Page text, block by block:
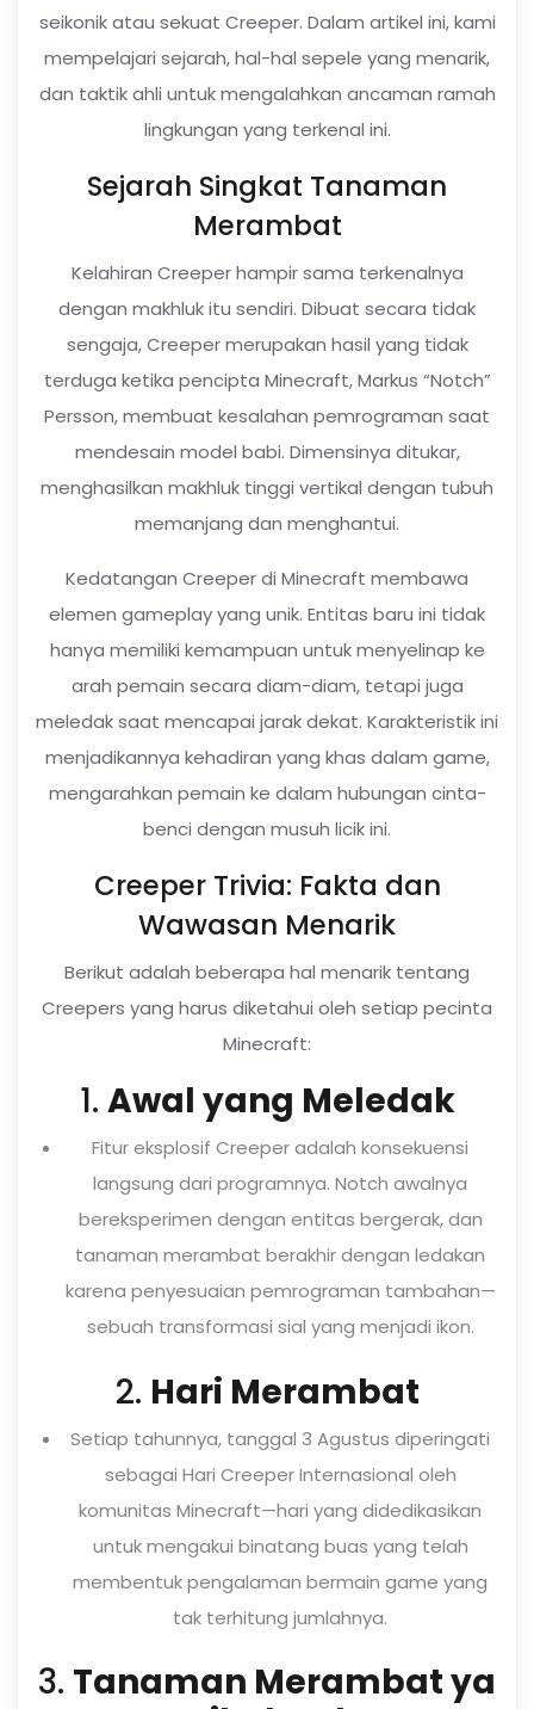
seikonik atau sekuat Creeper. Dalam artikel ini, kami
mempelajari sejarah, hal-hal sepele yang menarik,
dan taktik ahli untuk mengalahkan ancaman ramah
lingkungan yang terkenal ini.
Sejarah Singkat Tanaman
Merambat
Kelahiran Creeper hampir sama terkenalnya
dengan makhluk itu sendiri. Dibuat secara tidak
sengaja, Creeper merupakan hasil yang tidak
terduga ketika pencipta Minecraft, Markus “Notch”
Persson, membuat kesalahan pemrograman saat
mendesain model babi. Dimensinya ditukar,
menghasilkan makhluk tinggi vertikal dengan tubuh
memanjang dan menghantui.
Kedatangan Creeper di Minecraft membawa
elemen gameplay yang unik. Entitas baru ini tidak
hanya memiliki kemampuan untuk menyelinap ke
arah pemain secara diam-diam, tetapi juga
meledak saat mencapai jarak dekat. Karakteristik ini
menjadikannya kehadiran yang khas dalam game,
mengarahkan pemain ke dalam hubungan cinta-
benci dengan musuh licik ini.
Creeper Trivia: Fakta dan
Wawasan Menarik
Berikut adalah beberapa hal menarik tentang
Creepers yang harus diketahui oleh setiap pecinta
Minecraft:
1. Awal yang Meledak
Fitur eksplosif Creeper adalah konsekuensi
langsung dari programnya. Notch awalnya
bereksperimen dengan entitas bergerak, dan
tanaman merambat berakhir dengan ledakan
karena penyesuaian pemrograman tambahan—
sebuah transformasi sial yang menjadi ikon.
2. Hari Merambat
Setiap tahunnya, tanggal 3 Agustus diperingati
sebagai Hari Creeper Internasional oleh
komunitas Minecraft—hari yang didedikasikan
untuk mengakui binatang buas yang telah
membentuk pengalaman bermain game yang
tak terhitung jumlahnya.
3. Tanaman Merambat ya